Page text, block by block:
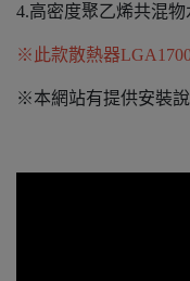
4.高密度聚乙烯共混
※此款散熱器
※本網站有提供安裝